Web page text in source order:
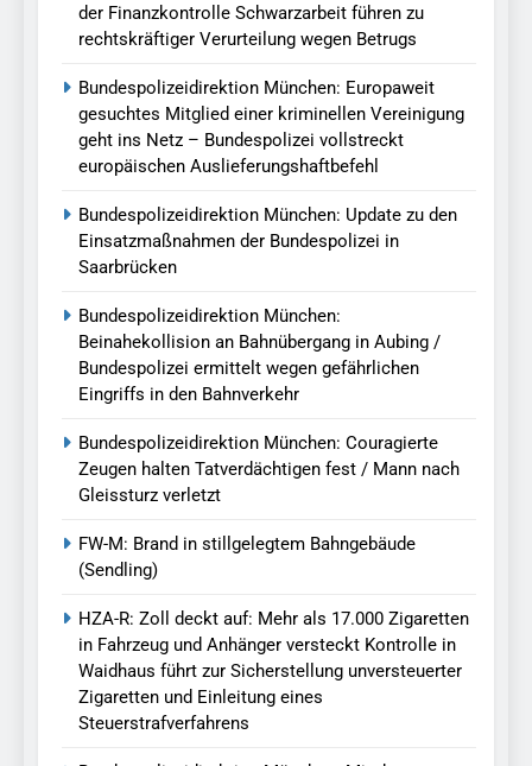
der Finanzkontrolle Schwarzarbeit führen zu
rechtskräftiger Verurteilung wegen Betrugs
Bundespolizeidirektion München: Europaweit
gesuchtes Mitglied einer kriminellen Vereinigung
geht ins Netz – Bundespolizei vollstreckt
europäischen Auslieferungshaftbefehl
Bundespolizeidirektion München: Update zu den
Einsatzmaßnahmen der Bundespolizei in
Saarbrücken
Bundespolizeidirektion München:
Beinahekollision an Bahnübergang in Aubing /
Bundespolizei ermittelt wegen gefährlichen
Eingriffs in den Bahnverkehr
Bundespolizeidirektion München: Couragierte
Zeugen halten Tatverdächtigen fest / Mann nach
Gleissturz verletzt
FW-M: Brand in stillgelegtem Bahngebäude
(Sendling)
HZA-R: Zoll deckt auf: Mehr als 17.000 Zigaretten
in Fahrzeug und Anhänger versteckt Kontrolle in
Waidhaus führt zur Sicherstellung unversteuerter
Zigaretten und Einleitung eines
Steuerstrafverfahrens